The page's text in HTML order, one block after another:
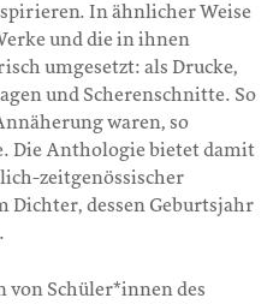
In ähnlicher Weise
und die in ihnen
umgesetzt: als Drucke,
und Scherenschnitte. So
waren, so
Die Anthologie bietet damit
zeitgenössischer
Dichter, dessen Geburtsjahr
von Schüler*innen des